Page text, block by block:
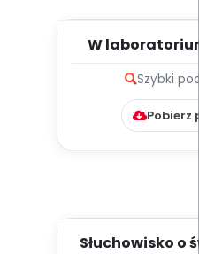
W
Szybki
Pobierz
Słuchowisko o